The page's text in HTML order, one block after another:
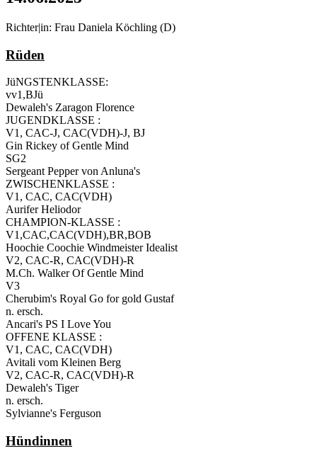
Richter|in: Frau Daniela Köchling (D)
Rüden
JüNGSTENKLASSE:
vv1,BJü
Dewaleh's Zaragon Florence
JUGENDKLASSE :
V1, CAC-J, CAC(VDH)-J, BJ
Gin Rickey of Gentle Mind
SG2
Sergeant Pepper von Anluna's
ZWISCHENKLASSE :
V1, CAC, CAC(VDH)
Aurifer Heliodor
CHAMPION-KLASSE :
V1,CAC,CAC(VDH),BR,BOB
Hoochie Coochie Windmeister Idealist
V2, CAC-R, CAC(VDH)-R
M.Ch. Walker Of Gentle Mind
V3
Cherubim's Royal Go for gold Gustaf
n. ersch.
Ancari's PS I Love You
OFFENE KLASSE :
V1, CAC, CAC(VDH)
Avitali vom Kleinen Berg
V2, CAC-R, CAC(VDH)-R
Dewaleh's Tiger
n. ersch.
Sylvianne's Ferguson
Hündinnen